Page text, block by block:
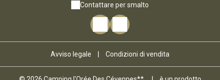
Contattare per smalto
Avviso legale Condizioni di vendita